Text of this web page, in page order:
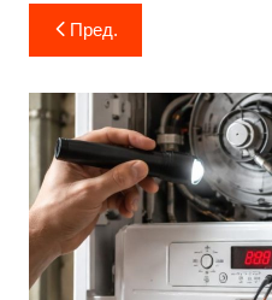
Навигация
по
записям
Пред.